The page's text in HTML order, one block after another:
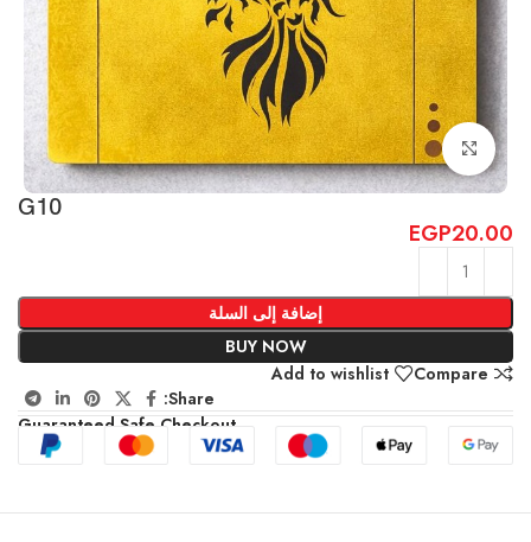
Click to enlarge
G10
EGP20.00
إضافة إلى السلة
BUY NOW
Compare
Add to wishlist
Share:
Guaranteed Safe Checkout